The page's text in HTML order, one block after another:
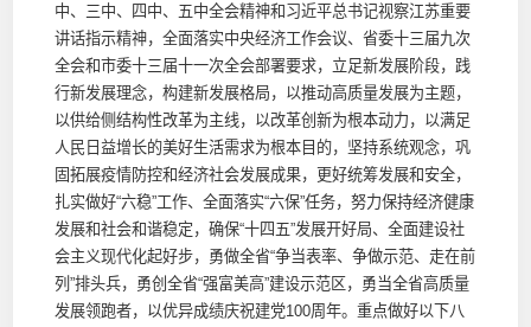
中、三中、四中、五中全会精神和习近平总书记视察江苏重要
讲话指示精神，全面落实中央经济工作会议、省委十三届九次
全会和市委十三届十一次全会部署要求，立足新发展阶段，践
行新发展理念，构建新发展格局，以推动高质量发展为主题，
以供给侧结构性改革为主线，以改革创新为根本动力，以满足
人民日益增长的美好生活需求为根本目的，坚持系统观念，巩
固拓展疫情防控和经济社会发展成果，更好统筹发展和安全，
扎实做好“六稳”工作、全面落实“六保”任务，努力保持经济健康
发展和社会和谐稳定，确保“十四五”发展开好局、全面建设社
会主义现代化起好步，勇做全省“争当表率、争做示范、走在前
列”排头兵，勇创全省“强富美高”建设示范区，勇当全省高质量
发展领跑者，以优异成绩庆祝建党100周年。重点做好以下八